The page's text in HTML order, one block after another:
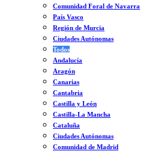
Comunidad Foral de Navarra
País Vasco
Región de Murcia
Ciudades Autónomas
Todos
Andalucía
Aragón
Canarias
Cantabria
Castilla y León
Castilla-La Mancha
Cataluña
Ciudades Autónomas
Comunidad de Madrid